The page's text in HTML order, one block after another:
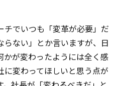
でいつも「変革が必要」だ
らない」とか言いますが、日
かが変わったようには全く感
に変わってほしいと思う点が